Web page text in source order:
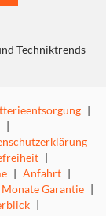
Techniktrends
|
|
|
| Anfahrt |
Garantie |
|